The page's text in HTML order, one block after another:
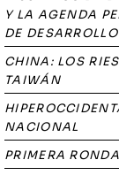
Y LA AGENDA
DE DESARROLLO
CHINA: LOS
TAIWÁN
NACIONAL
PRIMERA